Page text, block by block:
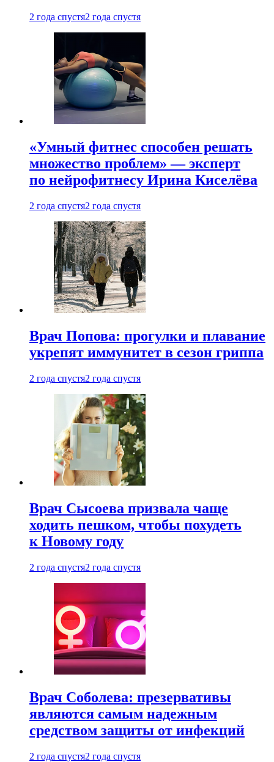
2 года спустя2 года спустя
«Умный фитнес способен решать
множество проблем» — эксперт
по нейрофитнесу Ирина Киселёва
2 года спустя2 года спустя
Врач Попова: прогулки и плавание
укрепят иммунитет в сезон гриппа
2 года спустя2 года спустя
Врач Сысоева призвала чаще
ходить пешком, чтобы похудеть
к Новому году
2 года спустя2 года спустя
Врач Соболева: презервативы
являются самым надежным
средством защиты от инфекций
2 года спустя2 года спустя